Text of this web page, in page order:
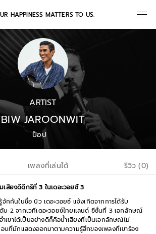
HAPPINESS MATTERS TO US.
ARTIST
BIW JAROONWIT
ป็อป
เพลงที่เล่นได้ รีวิว (0)
เสียงดีดีกรีที่ 3 ในเดอะวอยซ์ 3
กกันในชื่อ บิว เดอะวอยซ์ แจ้งเกิดจากการได้รับ
บ 2 จากเวทีเดอะวอยซ์ไทยแลนด์ ซีซั่นที่ 3 เอกลักษณ์
เขาได้เป็นอย่างดีก็คือน้ำเสียงที่เป็นเอกลักษณ์ไม่
อบที่มักแสดงออกมาตามความรู้สึกของเพลงที่เขาร้อง